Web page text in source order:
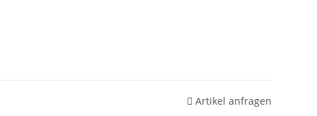
Artikel anfragen